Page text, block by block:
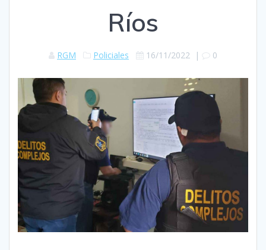
Ríos
RGM Policiales 16/11/2022 | 0